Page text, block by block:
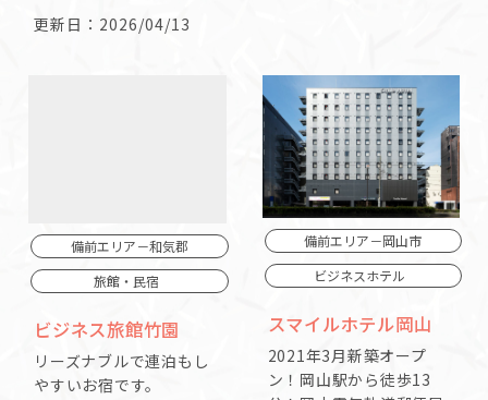
更新日：2026/04/13
備前エリア－和気郡
旅館・民宿
ビジネス旅館竹園
リーズナブルで連泊もし
やすいお宿です。
備前エリア－岡山市
ビジネスホテル
スマイルホテル岡山
2021年3月新築オープ
ン！岡山駅から徒歩13